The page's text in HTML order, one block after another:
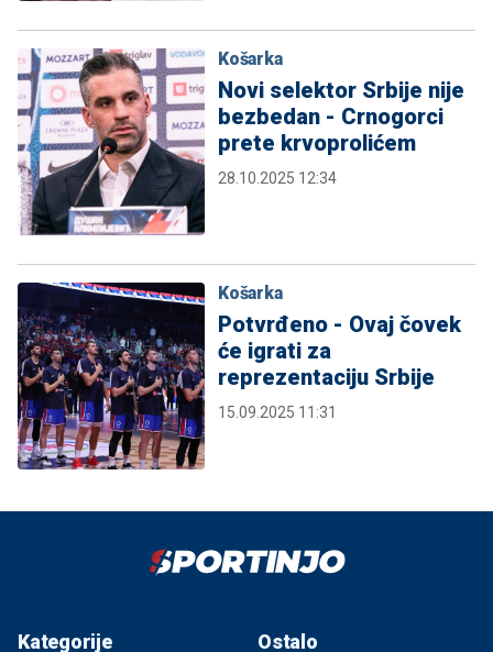
Košarka
Novi selektor Srbije nije
bezbedan - Crnogorci
prete krvoprolićem
28.10.2025 12:34
Košarka
Potvrđeno - Ovaj čovek
će igrati za
reprezentaciju Srbije
15.09.2025 11:31
Kategorije Ostalo